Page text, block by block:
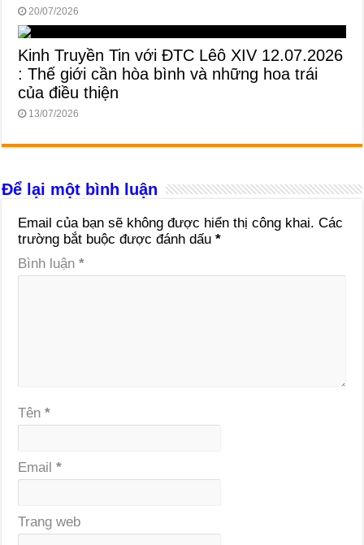
20/07/2026
Kinh Truyền Tin với ĐTC Lêô XIV 12.07.2026
: Thế giới cần hòa bình và những hoa trái
của điều thiện
13/07/2026
Để lại một bình luận
Email của bạn sẽ không được hiển thị công khai. Các
trường bắt buộc được đánh dấu*
Bình luận*
Tên*
Email*
Trang web